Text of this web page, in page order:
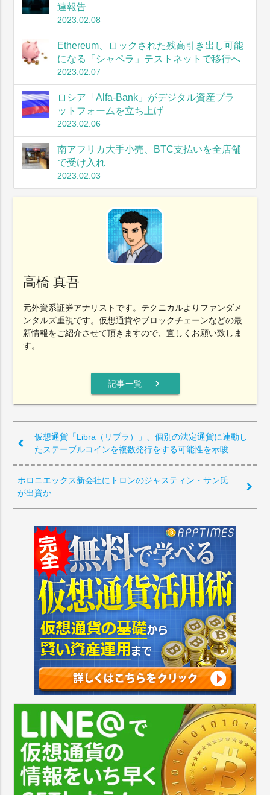
連報告
2023.02.08
Ethereum、ロックされた残高引き出し可能
になる「シャペラ」テストネットで移行へ
2023.02.07
ロシア「Alfa-Bank」がデジタル資産プラ
ットフォームを立ち上げ
2023.02.06
南アフリカ大手小売、BTC支払いを全店舗
で受け入れ
2023.02.03
高橋 真吾
元外資系証券アナリストです。テクニカルよりファンダメ
ンタルズ重視です。仮想通貨やブロックチェーンなどの最
新情報をご紹介させて頂きますので、宜しくお願い致しま
す。
記事一覧 chevron_right
仮想通貨「Libra（リブラ）」、個別の法定通貨に連動し
たステーブルコインを複数発行をする可能性を示唆
ポロニエックス新会社にトロンのジャスティン・サン氏
が出資か